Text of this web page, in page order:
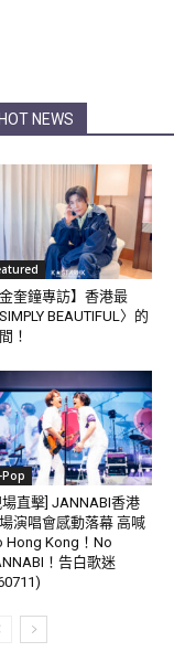
HOT NEWS
金奎鐘專訪】香港最
SIMPLY BEAUTIFUL〉的
！
Pop
場直擊] JANNABI香港
演唱會感動落幕 高喊
Hong Kong！No
！告白歌迷